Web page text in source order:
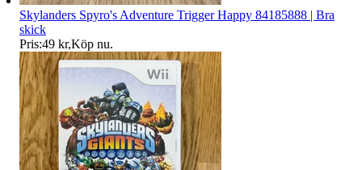
Skylanders Spyro's Adventure Trigger Happy 84185888 | Bra
skick
Pris:49 kr,Köp nu.